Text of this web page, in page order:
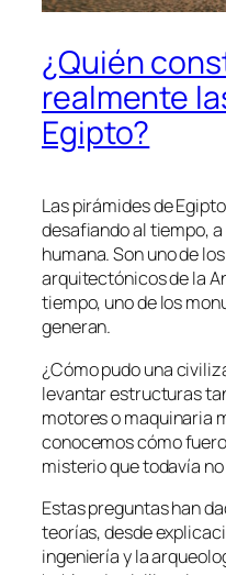
¿Quién
realmente
Egipto?
Las pirámides de
desafiando al tiempo,
humana. Son uno de
arquitectónicos de la
tiempo, uno de los
generan.
¿Cómo pudo una
levantar estructuras
motores o maquinaria
conocemos cómo
misterio que todavía
Estas preguntas han
teorías, desde
ingeniería y la